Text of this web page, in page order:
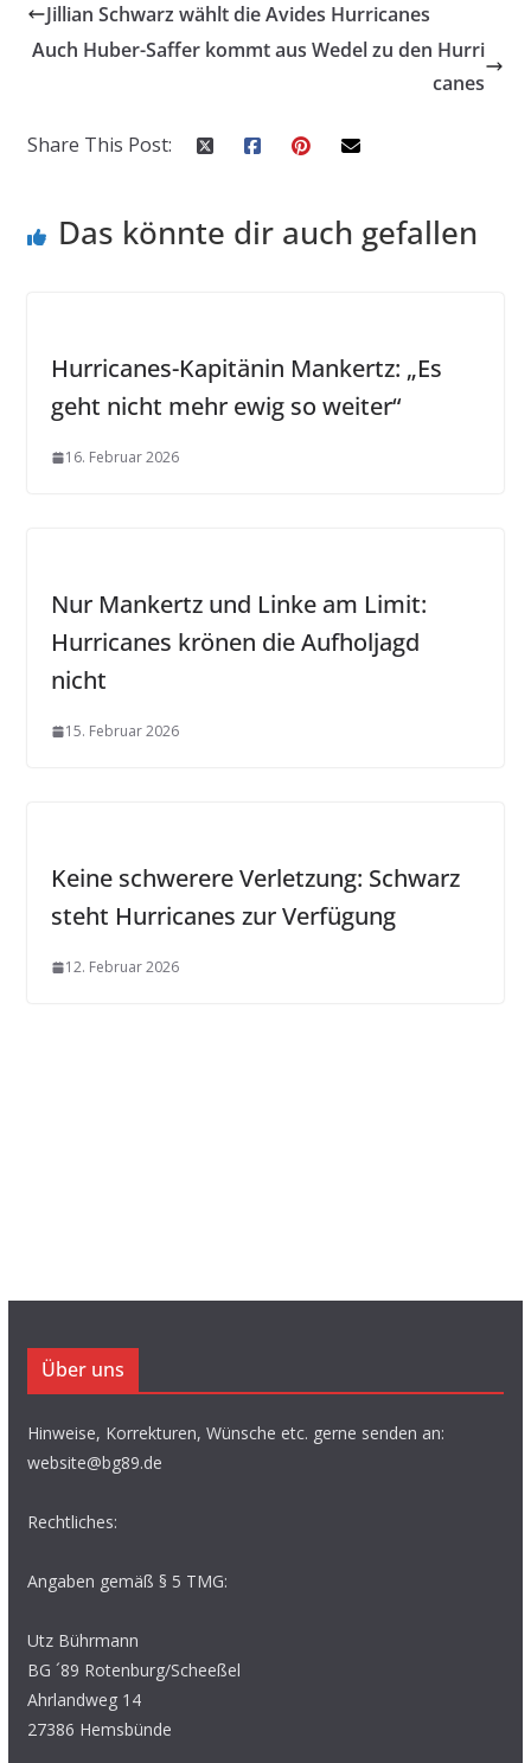
Jillian Schwarz wählt die Avides Hurricanes
Auch Huber-Saffer kommt aus Wedel zu den Hurri
canes
Share This Post:
Das könnte dir auch gefallen
Hurricanes-Kapitänin Mankertz: „Es
geht nicht mehr ewig so weiter“
16. Februar 2026
Nur Mankertz und Linke am Limit:
Hurricanes krönen die Aufholjagd
nicht
15. Februar 2026
Keine schwerere Verletzung: Schwarz
steht Hurricanes zur Verfügung
12. Februar 2026
Über uns
Hinweise, Korrekturen, Wünsche etc. gerne senden an:
website@bg89.de
Rechtliches:
Angaben gemäß § 5 TMG:
Utz Bührmann
BG ´89 Rotenburg/Scheeßel
Ahrlandweg 14
27386 Hemsbünde